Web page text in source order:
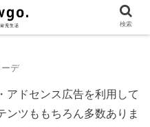
デ
アドセンス広告を利用して
ンツももちろん多数ありま
検索